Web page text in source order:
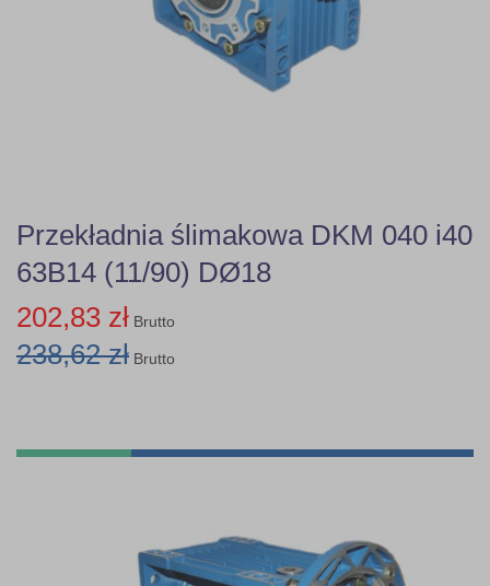
Przekładnia ślimakowa DKM 040 i40
63B14 (11/90) DØ18
202,83 zł Brutto
238,62 zł Brutto